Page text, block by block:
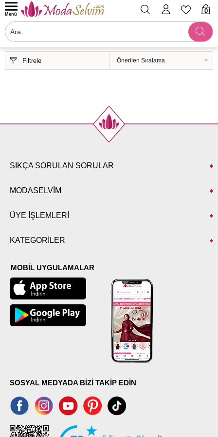
0
Menü
Filtrele
SIKÇA SORULAN SORULAR
MODASELVİM
ÜYE İŞLEMLERİ
KATEGORİLER
MOBİL UYGULAMALAR
SOSYAL MEDYADA BİZİ TAKİP EDİN